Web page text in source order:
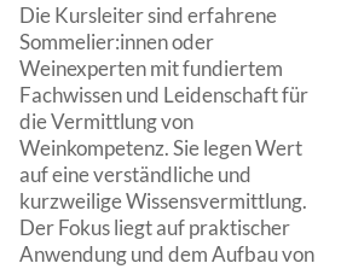
Die Kursleiter sind erfahrene
Sommelier:innen oder
Weinexperten mit fundiertem
Fachwissen und Leidenschaft für
die Vermittlung von
Weinkompetenz. Sie legen Wert
auf eine verständliche und
kurzweilige Wissensvermittlung.
Der Fokus liegt auf praktischer
Anwendung und dem Aufbau von